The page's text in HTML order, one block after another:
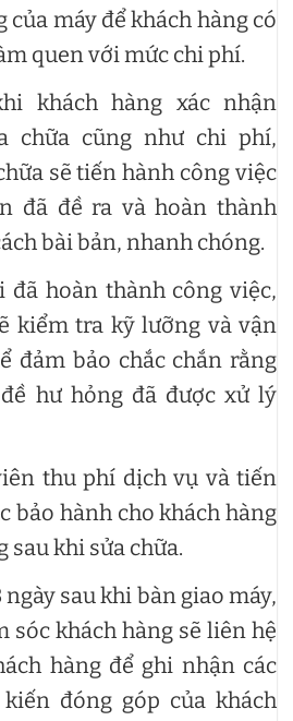
của máy để khách hàng có
quen với mức chi phí.
khách hàng xác nhận
chữa cũng như chi phí,
sẽ tiến hành công việc
đã đề ra và hoàn thành
bài bản, nhanh chóng.
đã hoàn thành công việc,
kiểm tra kỹ lưỡng và vận
đảm bảo chắc chắn rằng
hư hỏng đã được xử lý
thu phí dịch vụ và tiến
bảo hành cho khách hàng
sau khi sửa chữa.
ngày sau khi bàn giao máy,
sóc khách hàng sẽ liên hệ
hàng để ghi nhận các
đóng góp của khách